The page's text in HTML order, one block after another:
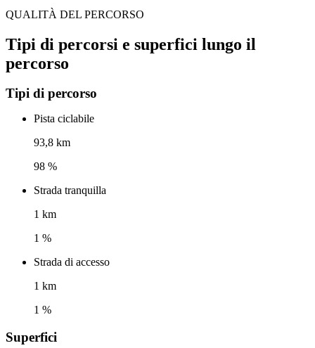
QUALITÀ DEL PERCORSO
Tipi di percorsi e superfici lungo il
percorso
Tipi di percorso
Pista ciclabile
93,8 km
98 %
Strada tranquilla
1 km
1 %
Strada di accesso
1 km
1 %
Superfici